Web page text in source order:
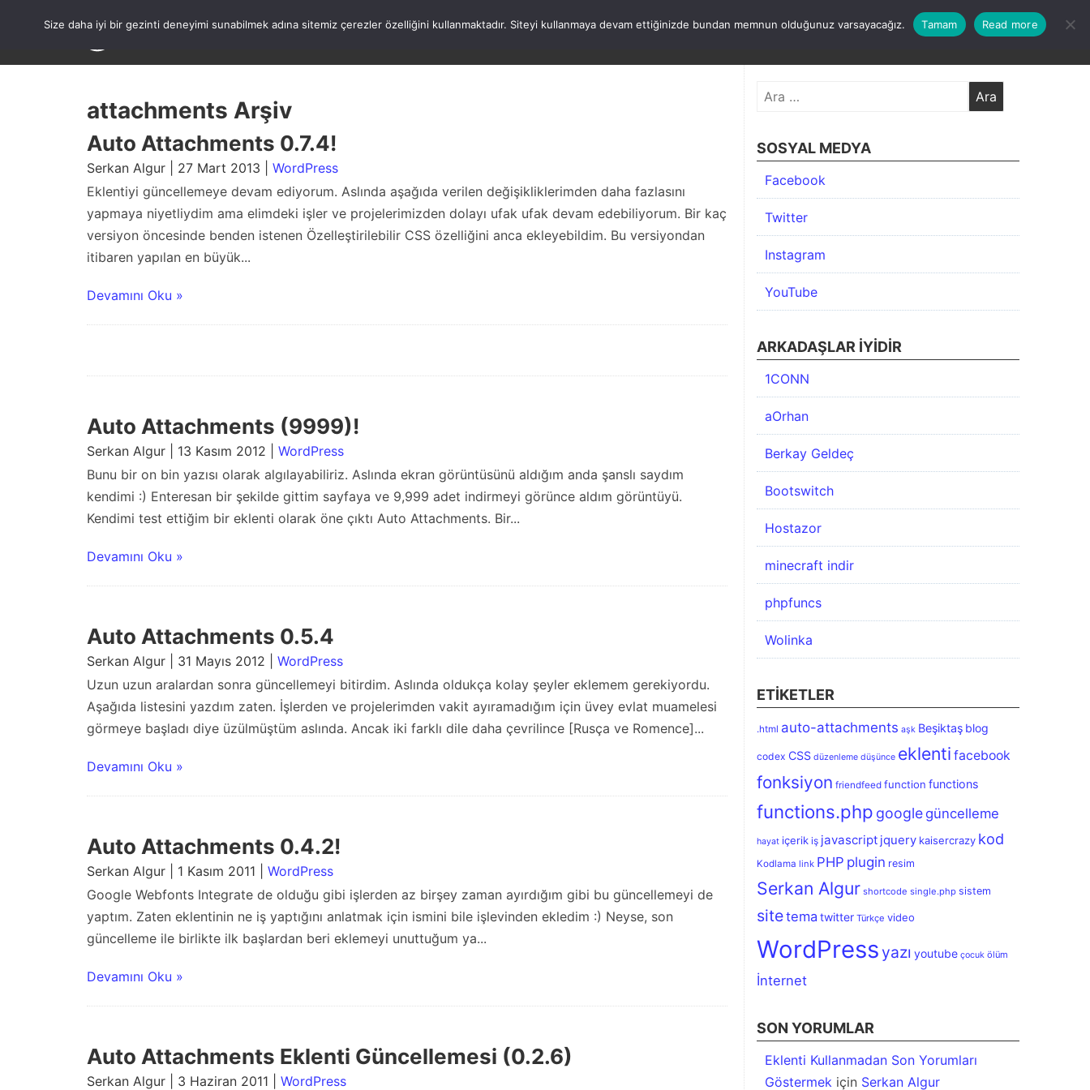
ANASAYFA WORDPRESS ATATÜRK HAKKIMDA KATEGORİLER İLETİŞİM ARŞİV
attachments Arşiv
Auto Attachments 0.7.4!
Serkan Algur | 27 Mart 2013 | WordPress
Eklentiyi güncellemeye devam ediyorum. Aslında aşağıda verilen değişikliklerimden daha fazlasını
yapmaya niyetliydim ama elimdeki işler ve projelerimizden dolayı ufak ufak devam edebiliyorum. Bir kaç
versiyon öncesinde benden istenen Özelleştirilebilir CSS özelliğini anca ekleyebildim. Bu versiyondan
itibaren yapılan en büyük...
Devamını Oku »
Auto Attachments (9999)!
Serkan Algur | 13 Kasım 2012 | WordPress
Bunu bir on bin yazısı olarak algılayabiliriz. Aslında ekran görüntüsünü aldığım anda şanslı saydım
kendimi :) Enteresan bir şekilde gittim sayfaya ve 9,999 adet indirmeyi görünce aldım görüntüyü.
Kendimi test ettiğim bir eklenti olarak öne çıktı Auto Attachments. Bir...
Devamını Oku »
Auto Attachments 0.5.4
Serkan Algur | 31 Mayıs 2012 | WordPress
Uzun uzun aralardan sonra güncellemeyi bitirdim. Aslında oldukça kolay şeyler eklemem gerekiyordu.
Aşağıda listesini yazdım zaten. İşlerden ve projelerimden vakit ayıramadığım için üvey evlat muamelesi
görmeye başladı diye üzülmüştüm aslında. Ancak iki farklı dile daha çevrilince [Rusça ve Romence]...
Devamını Oku »
Auto Attachments 0.4.2!
Serkan Algur | 1 Kasım 2011 | WordPress
Google Webfonts Integrate de olduğu gibi işlerden az birşey zaman ayırdığım gibi bu güncellemeyi de
yaptım. Zaten eklentinin ne iş yaptığını anlatmak için ismini bile işlevinden ekledim :) Neyse, son
güncelleme ile birlikte ilk başlardan beri eklemeyi unuttuğum ya...
Devamını Oku »
Auto Attachments Eklenti Güncellemesi (0.2.6)
Serkan Algur | 3 Haziran 2011 | WordPress
Arama:
SOSYAL MEDYA
Facebook
Twitter
Instagram
YouTube
ARKADAŞLAR İYIDIR
1CONN
aOrhan
Berkay Geldeç
Bootswitch
Hostazor
minecraft indir
phpfuncs
Wolinka
ETIKETLER
.html auto-attachments aşk Beşiktaş blog
codex CSS düzenleme düşünce eklenti facebook
fonksiyon friendfeed function functions
functions.php googlegüncelleme
hayat içerik iş javascript jquery kaisercrazy kod
Kodlama link PHP plugin resim
Serkan Algur shortcode single.php sistem
sitetema twitter Türkçe video
WordPressyazı youtube çocuk ölüm
İnternet
SON YORUMLAR
Eklenti Kullanmadan Son Yorumları
Göstermekiçin Serkan Algur
Size daha iyi bir gezinti deneyimi sunabilmek adına sitemiz çerezler özelliğini kullanmaktadır. Siteyi kullanmaya devam ettiğinizde bundan memnun olduğunuz varsayacağız. Tamam Read more